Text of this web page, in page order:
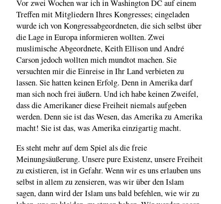
Vor zwei Wochen war ich in Washington DC auf einem
Treffen mit Mitgliedern Ihres Kongresses; eingeladen
wurde ich von Kongressabgeordneten, die sich selbst über
die Lage in Europa informieren wollten. Zwei
muslimische Abgeordnete, Keith Ellison und André
Carson jedoch wollten mich mundtot machen. Sie
versuchten mir die Einreise in Ihr Land verbieten zu
lassen. Sie hatten keinen Erfolg. Denn in Amerika darf
man sich noch frei äußern. Und ich habe keinen Zweifel,
dass die Amerikaner diese Freiheit niemals aufgeben
werden. Denn sie ist das Wesen, das Amerika zu Amerika
macht! Sie ist das, was Amerika einzigartig macht.
Es steht mehr auf dem Spiel als die freie
Meinungsäußerung. Unsere pure Existenz, unsere Freiheit
zu existieren, ist in Gefahr. Wenn wir es uns erlauben uns
selbst in allem zu zensieren, was wir über den Islam
sagen, dann wird der Islam uns bald befehlen, wie wir zu